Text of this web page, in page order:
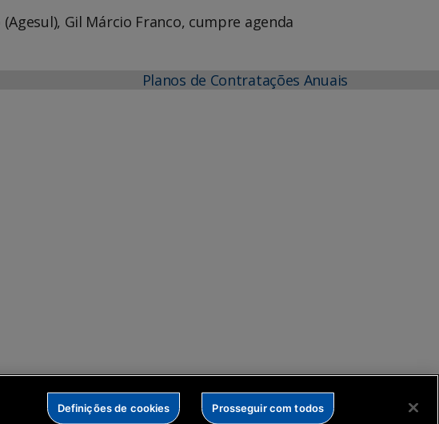
Gil Márcio Franco, cumpre agenda
Planos de Contratações Anuais
Definições de cookies Prosseguir com todos